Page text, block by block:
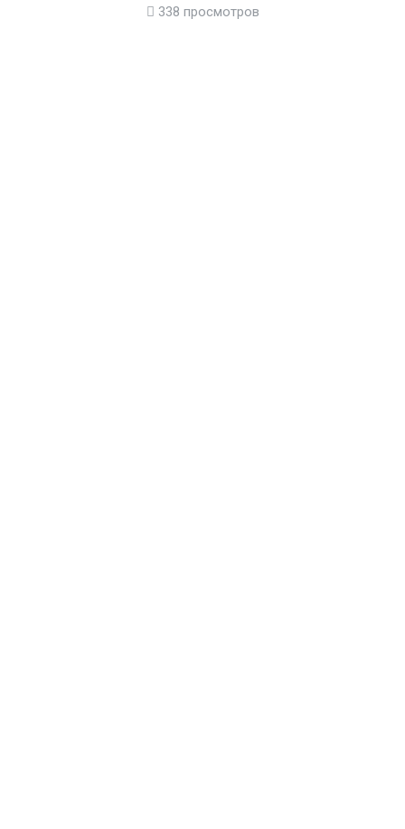
338 просмотров